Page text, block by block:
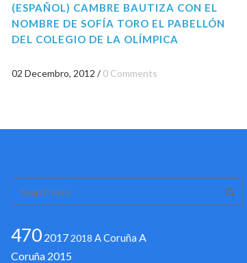
(ESPAÑOL) CAMBRE BAUTIZA CON EL
NOMBRE DE SOFÍA TORO EL PABELLÓN
DEL COLEGIO DE LA OLÍMPICA
02 Decembro, 2012 /0 Comments
470 2017 2018 A Coruña A
Coruña 2015